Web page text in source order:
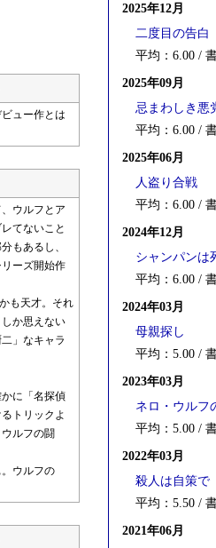
ュー作とは
ウルフとア
てないこと
もあるし、
ーズ開始作
も天才。それ
か思えない
」なキャラ
に「名探偵
トリックよ
ルフの闘
ウルフの
2025年12月
二度目の告白
平均：6.00 /
2025年09月
忌まわしき悪
平均：6.00 /
2025年06月
人盗り合戦
平均：6.00 /
2024年12月
シャンパンは
平均：6.00 /
2024年03月
母親探し
平均：5.00 /
2023年03月
ネロ・ウル
平均：5.00 /
2022年03月
殺人は自策で
平均：5.50 /
2021年06月